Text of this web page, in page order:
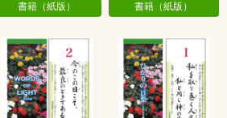
書籍（紙版） 書籍（紙版）